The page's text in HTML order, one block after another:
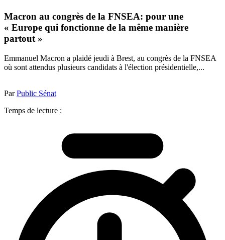
Macron au congrès de la FNSEA: pour une
« Europe qui fonctionne de la même manière
partout »
Emmanuel Macron a plaidé jeudi à Brest, au congrès de la FNSEA
où sont attendus plusieurs candidats à l'élection présidentielle,...
ParPublic Sénat
Temps de lecture :